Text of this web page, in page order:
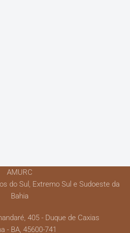
AMURC
do Sul, Extremo Sul e Sudoeste da
Bahia
405 - Duque de Caxias
- BA, 45600-741